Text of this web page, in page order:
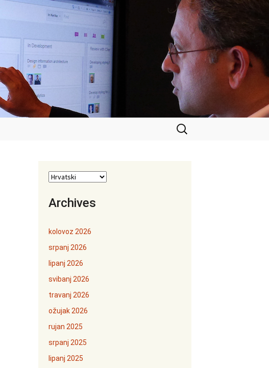
Pretraži:
Archives
kolovoz 2026
srpanj 2026
lipanj 2026
svibanj 2026
travanj 2026
ožujak 2026
rujan 2025
srpanj 2025
lipanj 2025